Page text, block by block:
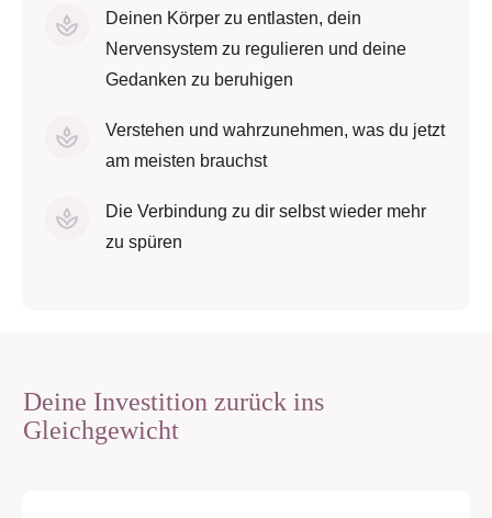
Deinen Körper zu entlasten, dein
Nervensystem zu regulieren und deine
Gedanken zu beruhigen
Verstehen und wahrzunehmen, was du jetzt
am meisten brauchst
Die Verbindung zu dir selbst wieder mehr
zu spüren
Deine Investition zurück ins
Gleichgewicht